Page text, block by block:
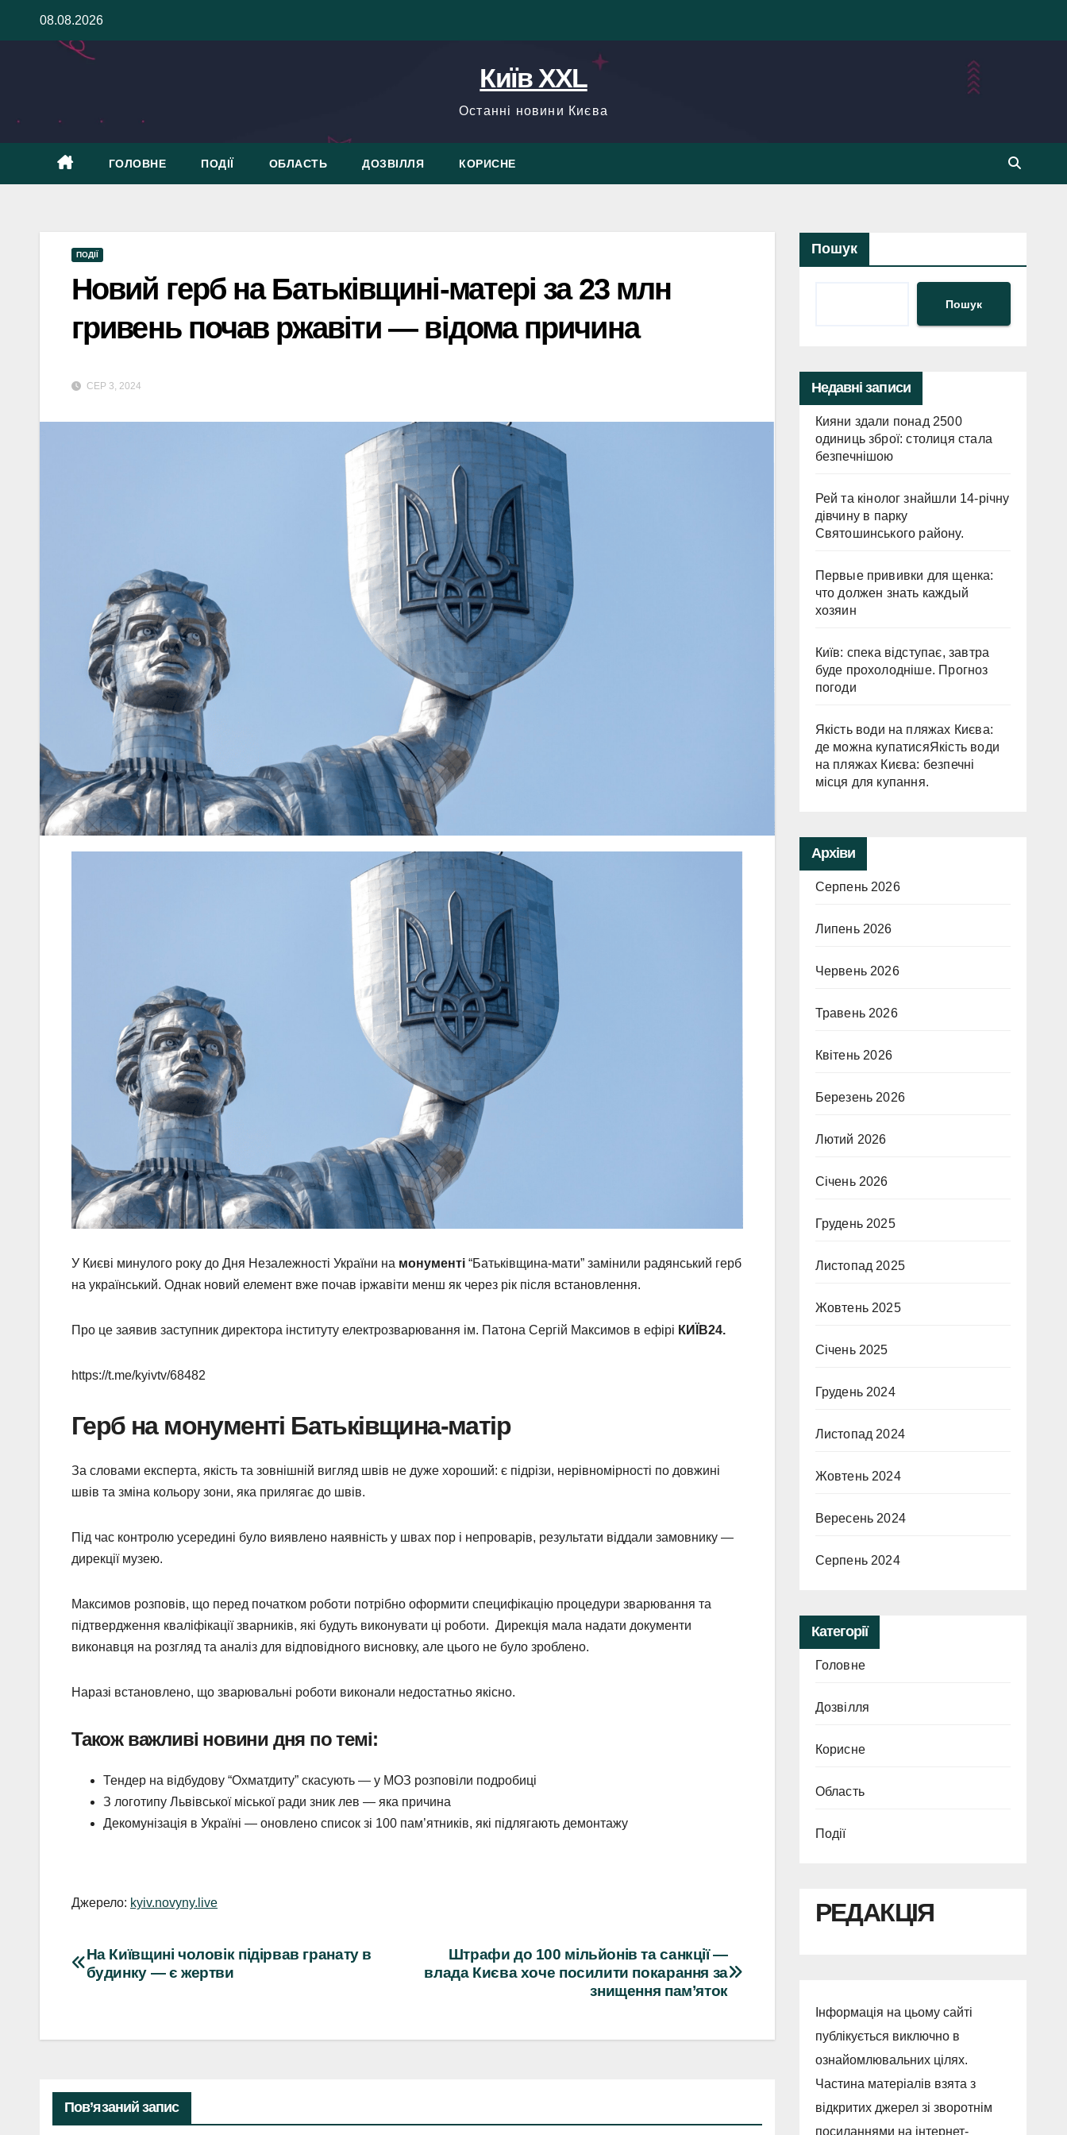
08.08.2026
Київ XXL
Останні новини Києва
ГОЛОВНЕ ПОДІЇ ОБЛАСТЬ ДОЗВІЛЛЯ КОРИСНЕ
ПОДІЇ
Новий герб на Батьківщині-матері за 23 млн
гривень почав ржавіти — відома причина
СЕР 3, 2024
У Києві минулого року до Дня Незалежності України на монументі “Батьківщина-мати” замінили радянський герб
на український. Однак новий елемент вже почав іржавіти менш як через рік після встановлення.
Про це заявив заступник директора інституту електрозварювання ім. Патона Сергій Максимов в ефірі КИЇВ24.
https://t.me/kyivtv/68482
Герб на монументі Батьківщина-матір
За словами експерта, якість та зовнішній вигляд швів не дуже хороший: є підрізи, нерівномірності по довжині
швів та зміна кольору зони, яка прилягає до швів.
Під час контролю усередині було виявлено наявність у швах пор і непроварів, результати віддали замовнику —
дирекції музею.
Максимов розповів, що перед початком роботи потрібно оформити специфікацію процедури зварювання та
підтвердження кваліфікації зварників, які будуть виконувати ці роботи. Дирекція мала надати документи
виконавця на розгляд та аналіз для відповідного висновку, але цього не було зроблено.
Наразі встановлено, що зварювальні роботи виконали недостатньо якісно.
Також важливі новини дня по темі:
Тендер на відбудову “Охматдиту” скасують — у МОЗ розповіли подробиці
З логотипу Львівської міської ради зник лев — яка причина
Декомунізація в Україні — оновлено список зі 100 пам’ятників, які підлягають демонтажу
Джерело: kyiv.novyny.live
Навігація
Штрафи до 100 мільйонів та санкції —
влада Києва хоче посилити покарання за
знищення пам’яток
На Київщині чоловік підірвав гранату в
будинку — є жертви
Пов’язаний запис
Пошук
Пошук
Недавні записи
Кияни здали понад 2500
одиниць зброї: столиця стала
безпечнішою
Рей та кінолог знайшли 14-річну
дівчину в парку
Святошинського району.
Первые прививки для щенка:
что должен знать каждый
хозяин
Київ: спека відступає, завтра
буде прохолодніше. Прогноз
погоди
Якість води на пляжах Києва:
де можна купатисяЯкість води
на пляжах Києва: безпечні
місця для купання.
Архіви
Серпень 2026
Липень 2026
Червень 2026
Травень 2026
Квітень 2026
Березень 2026
Лютий 2026
Січень 2026
Грудень 2025
Листопад 2025
Жовтень 2025
Січень 2025
Грудень 2024
Листопад 2024
Жовтень 2024
Вересень 2024
Серпень 2024
Категорії
Головне
Дозвілля
Корисне
Область
Події
РЕДАКЦІЯ
Інформація на цьому сайті
публікується виключно в
ознайомлювальних цілях.
Частина матеріалів взята з
відкритих джерел зі зворотнім
посиланнями на інтернет-